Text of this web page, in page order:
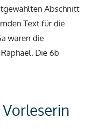
Abschnitt
Text für die
waren die
Die 6b